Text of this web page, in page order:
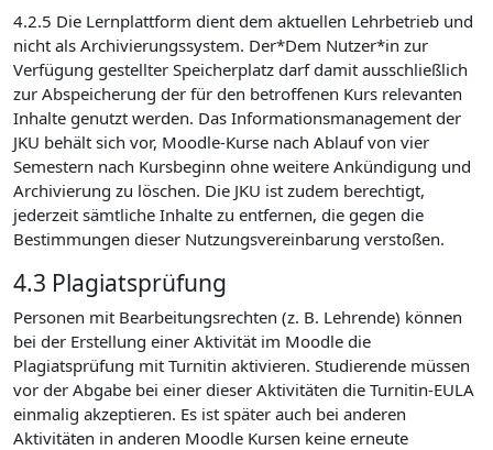
4.2.5 Die Lernplattform dient dem aktuellen Lehrbetrieb und
nicht als Archivierungssystem. Der*Dem Nutzer*in zur
Verfügung gestellter Speicherplatz darf damit ausschließlich
zur Abspeicherung der für den betroffenen Kurs relevanten
Inhalte genutzt werden. Das Informationsmanagement der
JKU behält sich vor, Moodle-Kurse nach Ablauf von vier
Semestern nach Kursbeginn ohne weitere Ankündigung und
Archivierung zu löschen. Die JKU ist zudem berechtigt,
jederzeit sämtliche Inhalte zu entfernen, die gegen die
Bestimmungen dieser Nutzungsvereinbarung verstoßen.
4.3 Plagiatsprüfung
Personen mit Bearbeitungsrechten (z. B. Lehrende) können
bei der Erstellung einer Aktivität im Moodle die
Plagiatsprüfung mit Turnitin aktivieren. Studierende müssen
vor der Abgabe bei einer dieser Aktivitäten die Turnitin-EULA
einmalig akzeptieren. Es ist später auch bei anderen
Aktivitäten in anderen Moodle Kursen keine erneute